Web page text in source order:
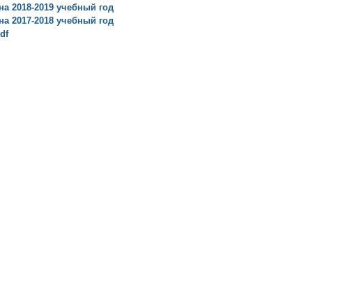
2018-2019 учебный год
2017-2018 учебный год